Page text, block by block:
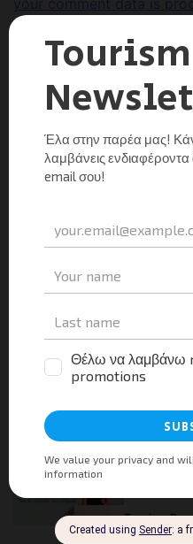
Facebook
Πρόσφατα Νέα
όραμα του
Tourism
Κοινό
Tourism
Η
Tourism